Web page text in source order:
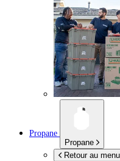
Propane
Propane
Retour au